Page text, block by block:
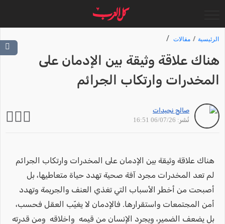
الرئيسية مقالات
هناك علاقة وثيقة بين الإدمان على
المخدرات وارتكاب الجرائم
صالح نجيدات
نُشر: 06/07/26 16:51
هناك علاقة وثيقة بين الإدمان على المخدرات وارتكاب الجرائم
لم تعد المخدرات مجرد آفة صحية تهدد حياة متعاطيها، بل
أصبحت من أخطر الأسباب التي تغذي العنف والجريمة وتهدد
أمن المجتمعات واستقرارها. فالإدمان لا يغيّب العقل فحسب،
بل يضعف الضمير، ويجرد الإنسان من قيمه واخلاقه ومن قدرته